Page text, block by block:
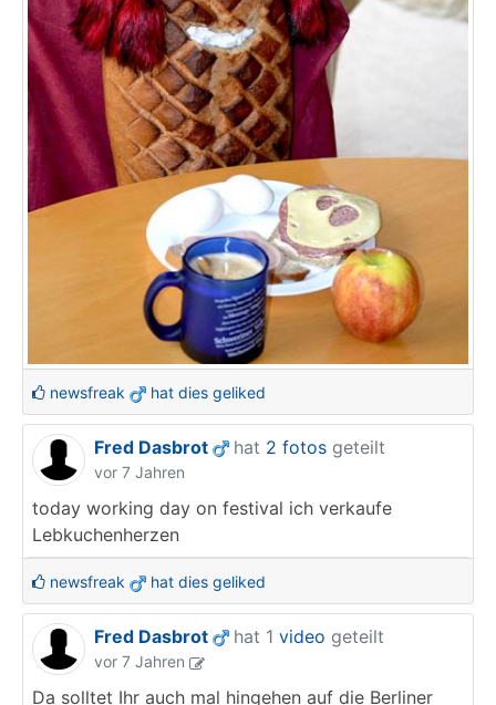
newsfreak hat dies geliked
Fred Dasbrot hat 2 fotos geteilt
vor 7 Jahren
today working day on festival ich verkaufe
Lebkuchenherzen
newsfreak hat dies geliked
Fred Dasbrot hat 1 video geteilt
vor 7 Jahren
Da solltet Ihr auch mal hingehen auf die Berliner